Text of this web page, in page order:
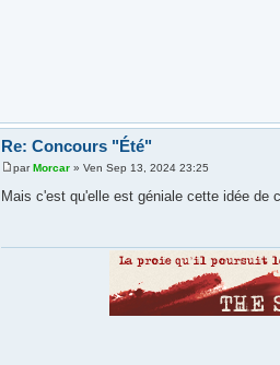
Re: Concours "Été"
parMorcar» Ven Sep 13, 2024 23:25
Mais c'est qu'elle est géniale cette idée de